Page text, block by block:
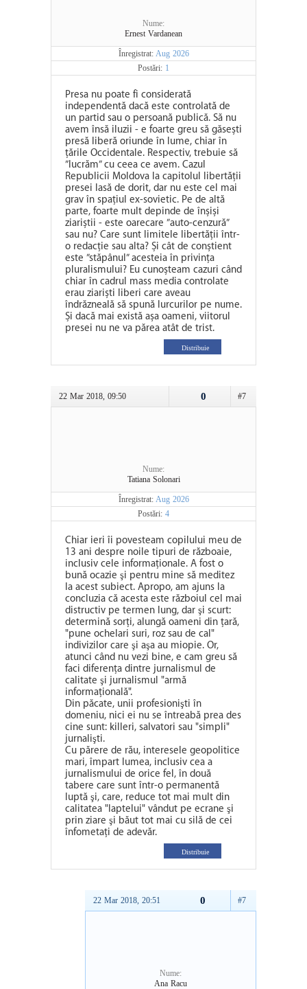
Nume:
Ernest Vardanean
Înregistrat: Aug 2026
Postări: 1
Presa nu poate fi considerată
independentă dacă este controlată de
un partid sau o persoană publică. Să nu
avem însă iluzii - e foarte greu să găsești
presă liberă oriunde în lume, chiar în
țările Occidentale. Respectiv, trebuie să
”lucrăm” cu ceea ce avem. Cazul
Republicii Moldova la capitolul libertății
presei lasă de dorit, dar nu este cel mai
grav în spațiul ex-sovietic. Pe de altă
parte, foarte mult depinde de înșiși
ziariștii - este oarecare ”auto-cenzură”
sau nu? Care sunt limitele libertății într-
o redacție sau alta? Și cât de conștient
este ”stăpânul” acesteia în privința
pluralismului? Eu cunoșteam cazuri când
chiar în cadrul mass media controlate
erau ziariști liberi care aveau
îndrăzneală să spună lurcurilor pe nume.
Și dacă mai există așa oameni, viitorul
presei nu ne va părea atât de trist.
Distribuie
22 Mar 2018, 09:50 #7
0
Nume:
Tatiana Solonari
Înregistrat: Aug 2026
Postări: 4
Chiar ieri îi povesteam copilului meu de
13 ani despre noile tipuri de războaie,
inclusiv cele informaţionale. A fost o
bună ocazie şi pentru mine să meditez
la acest subiect. Apropo, am ajuns la
concluzia că acesta este războiul cel mai
distructiv pe termen lung, dar şi scurt:
determină sorţi, alungă oameni din ţară,
"pune ochelari suri, roz sau de cal"
indivizilor care şi aşa au miopie. Or,
atunci când nu vezi bine, e cam greu să
faci diferenţa dintre jurnalismul de
calitate şi jurnalismul "armă
informaţională".
Din păcate, unii profesionişti în
domeniu, nici ei nu se întreabă prea des
cine sunt: killeri, salvatori sau "simpli"
jurnalişti.
Cu părere de rău, interesele geopolitice
mari, împart lumea, inclusiv cea a
jurnalismului de orice fel, în două
tabere care sunt într-o permanentă
luptă şi, care, reduce tot mai mult din
calitatea "laptelui" vândut pe ecrane şi
prin ziare şi băut tot mai cu silă de cei
înfometaţi de adevăr.
Distribuie
22 Mar 2018, 20:51 #7
0
Nume:
Ana Racu